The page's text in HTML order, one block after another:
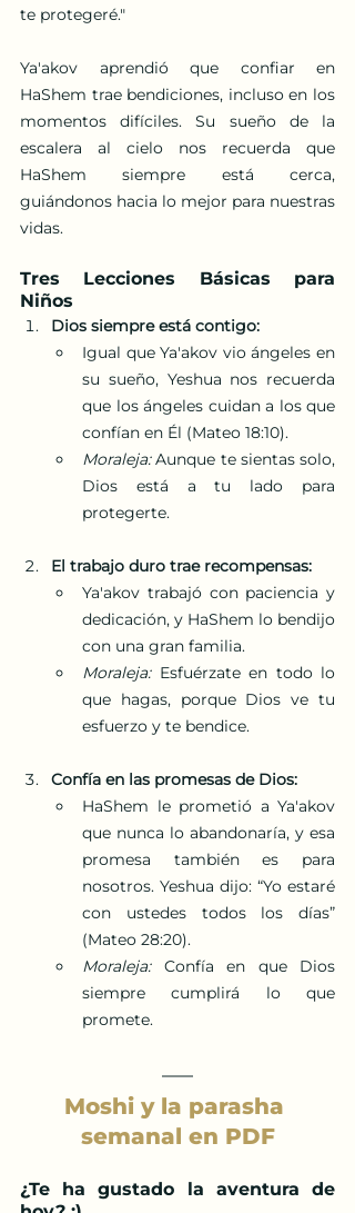
te protegeré."
Ya'akov aprendió que confiar en
HaShem trae bendiciones, incluso en los
momentos difíciles. Su sueño de la
escalera al cielo nos recuerda que
HaShem siempre está cerca,
guiándonos hacia lo mejor para nuestras
vidas.
Tres Lecciones Básicas para
Niños
Dios siempre está contigo:
Igual que Ya'akov vio ángeles en
su sueño, Yeshua nos recuerda
que los ángeles cuidan a los que
confían en Él (Mateo 18:10).
Moraleja: Aunque te sientas solo,
Dios está a tu lado para
protegerte.
El trabajo duro trae recompensas:
Ya'akov trabajó con paciencia y
dedicación, y HaShem lo bendijo
con una gran familia.
Moraleja: Esfuérzate en todo lo
que hagas, porque Dios ve tu
esfuerzo y te bendice.
Confía en las promesas de Dios:
HaShem le prometió a Ya'akov
que nunca lo abandonaría, y esa
promesa también es para
nosotros. Yeshua dijo: “Yo estaré
con ustedes todos los días”
(Mateo 28:20).
Moraleja: Confía en que Dios
siempre cumplirá lo que
promete.
Moshi y la parasha
semanal en PDF
¿Te ha gustado la aventura de